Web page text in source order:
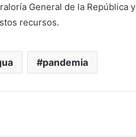
General de la República y
recursos.
pandemia